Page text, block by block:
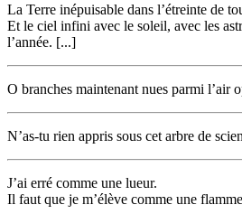
La Terre inépuisable dans l’étreinte de
Et le ciel infini avec le soleil, avec les
l’année. [...]
O branches maintenant nues parmi l’air
N’as-tu rien appris sous cet arbre de
J’ai erré comme une lueur.
Il faut que je m’élève comme une